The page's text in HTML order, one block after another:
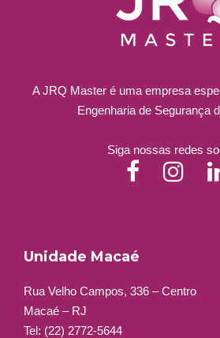
A JRQ Master é uma empresa
Engenharia de Segurança
Siga nossas redes
Unidade Macaé
Rua Velho Campos, 336 – Centro
Macaé – RJ
Tel: (22) 2772-5644